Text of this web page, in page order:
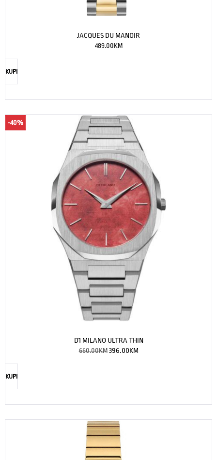
JACQUES DU MANOIR
489.00KM
KUPI
-40%
D1 MILANO ULTRA THIN
660.00KM 396.00KM
KUPI